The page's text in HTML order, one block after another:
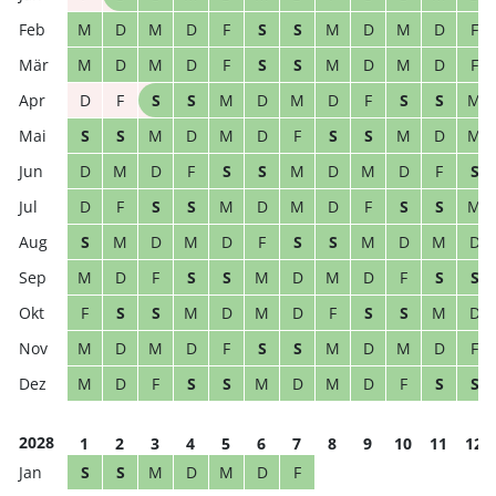
M
D M D F S S M D M D
F
M
D M D F S S M D M D
F
D
F S S M D M D F S S
M
S
S M D M D F S S M D
M
D
M D F S S M D M D F
S
D
F S S M D M D F S S
M
S
M D M D F S S M D M
D
M
D F S S M D M D F S
S
F
S S M D M D F S S M
D
M
D M D F S S M D M D
F
M
D F S S M D M D F S S
2028 1 2 3 4 5 6 7 8 9 10 11
12
S
S M D M D F